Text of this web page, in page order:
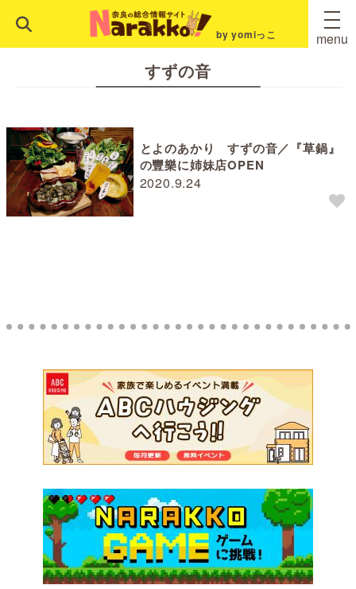
by yomiっこ menu
すずの音
2020.9.24
とよのあかり すずの音／『草鍋』
の豐樂に姉妹店OPEN